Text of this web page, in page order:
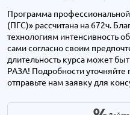
Программа
(ПГС)» рассчитана на 672ч.
технологиям интенсивность
сами согласно своим
длительность курса может
РАЗА! Подробности уточняйте
отправьте нам заявку для